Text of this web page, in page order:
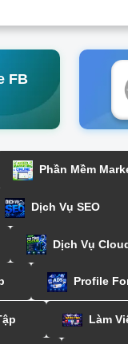
FB
Phần Mềm
Dịch Vụ SEO
Dịch Vụ
Profile
Làm